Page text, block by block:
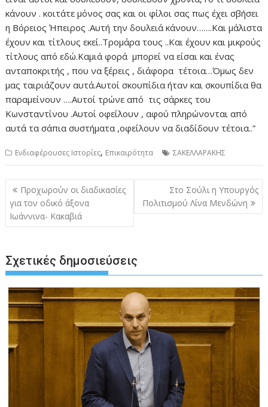
κάνουν . κοιτάτε μόνος σας και οι φίλοι σας πως έχει σβήσει
η Βόρειος Ήπειρος .Αυτή την δουλειά κάνουν…….Και μάλιστα
έχουν και τίτλους εκεί..Τρομάρα τους ..Και έχουν και μικρούς
τίτλους από εδώ.Καμιά φορά μπορεί να είσαι και ένας
ανταποκριτής , που να ξέρεις , διάφορα τέτοια…Όμως δεν
μας ταιριάζουν αυτά.Αυτοί σκουπίδια ήταν και σκουπίδια θα
παραμείνουν ….Αυτοί τρώνε από τις σάρκες του
Κωνσταντίνου .Αυτοί οφείλουν , αφού πληρώνονται από
αυτά τα σάπια συστήματα ,οφείλουν να διαδίδουν τέτοια..”
Ενδιαφέρουσες Ιστορίες, Επικαιρότητα ΣΑΚΕΛΛΑΡΑΚΗΣ
Πλοήγηση
άρθρων
Προχωρούν οι διαδικασίες
για τον οδικό άξονα
Ιωάννινα- Κακαβιά
Στο Σούλι η Υπουργός
Πολιτισμού Λίνα Μενδώνη
Σχετικές δημοσιεύσεις